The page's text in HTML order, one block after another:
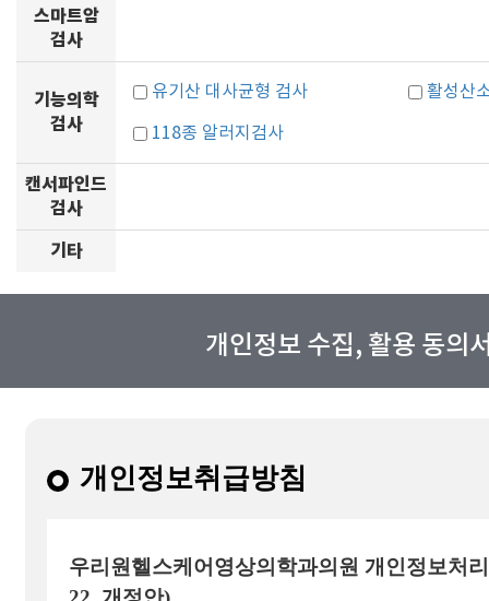
스마트암
검사
기능의학
검사
유기산 대사균형 검사 활성산
118종 알러지검사
캔서파인드
검사
기타
개인정보 수집, 활용 동의